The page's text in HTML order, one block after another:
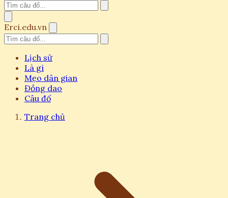
Erci.edu.vn
Lịch sử
Là gì
Mẹo dân gian
Đồng dao
Câu đố
Trang chủ